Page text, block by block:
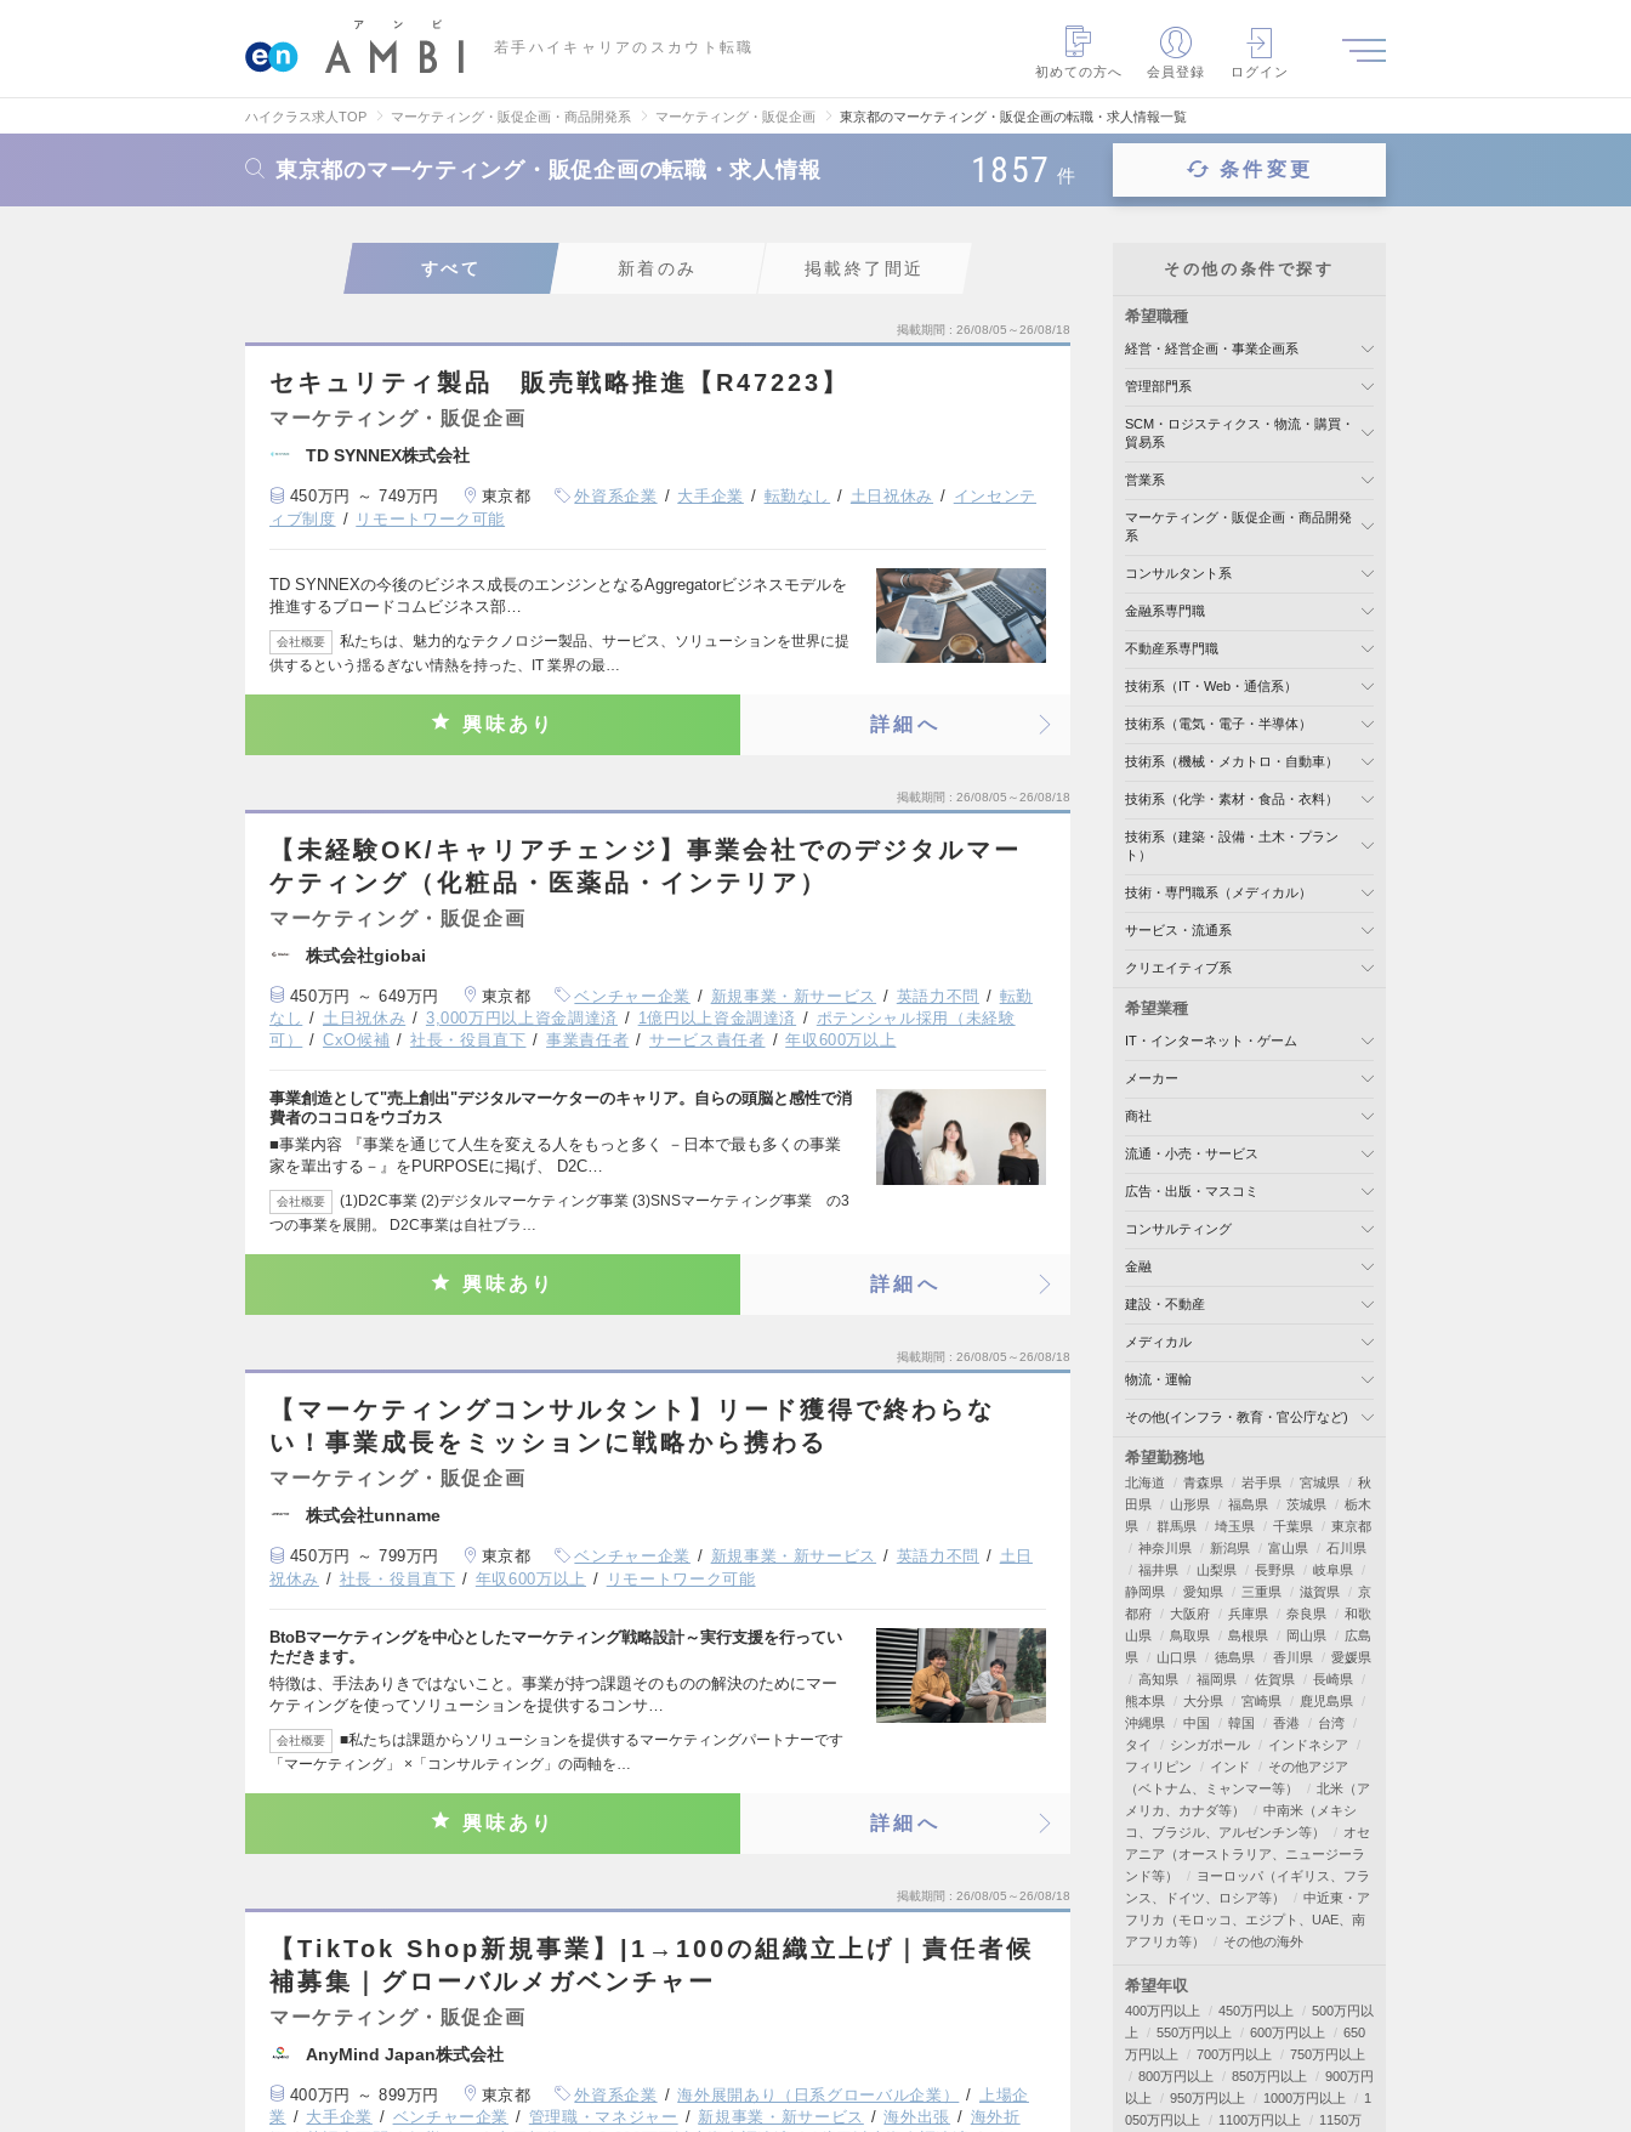
若手ハイキャリアのスカウト転職
初めての方へ
会員登録 ログイン
ハイクラス求人TOP マーケティング・販促企画・商品開発系 マーケティング・販促企画 東京都のマーケティング・販促企画の転職・求人情報一覧
東京都のマーケティング・販促企画の転職・求人情報 1857 件 条件変更
すべて 新着のみ 掲載終了間近
掲載期間 26/08/05～26/08/18
セキュリティ製品 販売戦略推進【R47223】
マーケティング・販促企画
TD SYNNEX株式会社
450万円 ～ 749万円 東京都 外資系企業 大手企業 転勤なし 土日祝休み
インセンテ
ィブ制度
リモートワーク可能
TD SYNNEXの今後のビジネス成長のエンジンとなるAggregatorビジネスモデルを
推進するブロードコムビジネス部…
会社概要
私たちは、魅力的なテクノロジー製品、サービス、ソリューションを世界に提
供するという揺るぎない情熱を持った、IT 業界の最…
興味あり 詳細へ
掲載期間 26/08/05～26/08/18
【未経験OK/キャリアチェンジ】事業会社でのデジタルマー
ケティング（化粧品・医薬品・インテリア）
マーケティング・販促企画
株式会社giobai
450万円 ～ 649万円 東京都 ベンチャー企業 新規事業・新サービス 英語力不問
転勤
なし
土日祝休み 3,000万円以上資金調達済 1億円以上資金調達済
ポテンシャル採用（未経験
可）
CxO候補 社長・役員直下 事業責任者 サービス責任者 年収600万以上
事業創造として"売上創出"デジタルマーケターのキャリア。自らの頭脳と感性で消
費者のココロをウゴカス
■事業内容 『事業を通じて人生を変える人をもっと多く －日本で最も多くの事業
家を輩出する－』をPURPOSEに掲げ、 D2C…
会社概要
(1)D2C事業 (2)デジタルマーケティング事業 (3)SNSマーケティング事業 の3
つの事業を展開。 D2C事業は自社ブラ…
興味あり 詳細へ
掲載期間 26/08/05～26/08/18
【マーケティングコンサルタント】リード獲得で終わらな
い！事業成長をミッションに戦略から携わる
マーケティング・販促企画
株式会社unname
450万円 ～ 799万円 東京都 ベンチャー企業 新規事業・新サービス 英語力不問
土日
祝休み
社長・役員直下 年収600万以上 リモートワーク可能
BtoBマーケティングを中心としたマーケティング戦略設計～実行支援を行ってい
ただきます。
特徴は、手法ありきではないこと。事業が持つ課題そのものの解決のためにマー
ケティングを使ってソリューションを提供するコンサ…
会社概要
■私たちは課題からソリューションを提供するマーケティングパートナーです
「マーケティング」 ×「コンサルティング」の両軸を…
興味あり 詳細へ
掲載期間 26/08/05～26/08/18
【TikTok Shop新規事業】|1→100の組織立上げ｜責任者候
補募集｜グローバルメガベンチャー
マーケティング・販促企画
AnyMind Japan株式会社
400万円 ～ 899万円 東京都 外資系企業 海外展開あり（日系グローバル企業）
上場企
業
大手企業 ベンチャー企業 管理職・マネジャー 新規事業・新サービス 海外出張
海外折
その他の条件で探す
希望職種
経営・経営企画・事業企画系
管理部門系
SCM・ロジスティクス・物流・購買・
貿易系
営業系
マーケティング・販促企画・商品開発
系
コンサルタント系
金融系専門職
不動産系専門職
技術系（IT・Web・通信系）
技術系（電気・電子・半導体）
技術系（機械・メカトロ・自動車）
技術系（化学・素材・食品・衣料）
技術系（建築・設備・土木・プラン
ト）
技術・専門職系（メディカル）
サービス・流通系
クリエイティブ系
希望業種
IT・インターネット・ゲーム
メーカー
商社
流通・小売・サービス
広告・出版・マスコミ
コンサルティング
金融
建設・不動産
メディカル
物流・運輸
その他(インフラ・教育・官公庁など)
希望勤務地
北海道 青森県 岩手県 宮城県
秋
田県
山形県 福島県 茨城県
栃木
県
群馬県 埼玉県 千葉県
東京都
神奈川県
新潟県 富山県
石川県
福井県
山梨県 長野県
岐阜県
静岡県
愛知県 三重県 滋賀県
京
都府
大阪府 兵庫県 奈良県
和歌
山県
鳥取県 島根県 岡山県
広島
県
山口県 徳島県 香川県
愛媛県
高知県
福岡県 佐賀県
長崎県
熊本県
大分県 宮崎県
鹿児島県
沖縄県
中国 韓国 香港
台湾
タイ
シンガポール
インドネシア
フィリピン
インド
その他アジア
（ベトナム、ミャンマー等）
北米（ア
メリカ、カナダ等）
中南米（メキシ
コ、ブラジル、アルゼンチン等）
オセ
アニア（オーストラリア、ニュージーラ
ンド等）
ヨーロッパ（イギリス、フラ
ンス、ドイツ、ロシア等）
中近東・ア
フリカ（モロッコ、エジプト、UAE、南
アフリカ等）
その他の海外
希望年収
400万円以上 450万円以上
500万円以
上
550万円以上 600万円以上
650
万円以上
700万円以上
750万円以上
800万円以上
850万円以上
900万円
以上
950万円以上 1000万円以上
1
050万円以上
1100万円以上
1150万